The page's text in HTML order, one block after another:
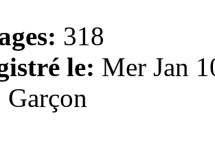
318
le: Mer Jan
Garçon